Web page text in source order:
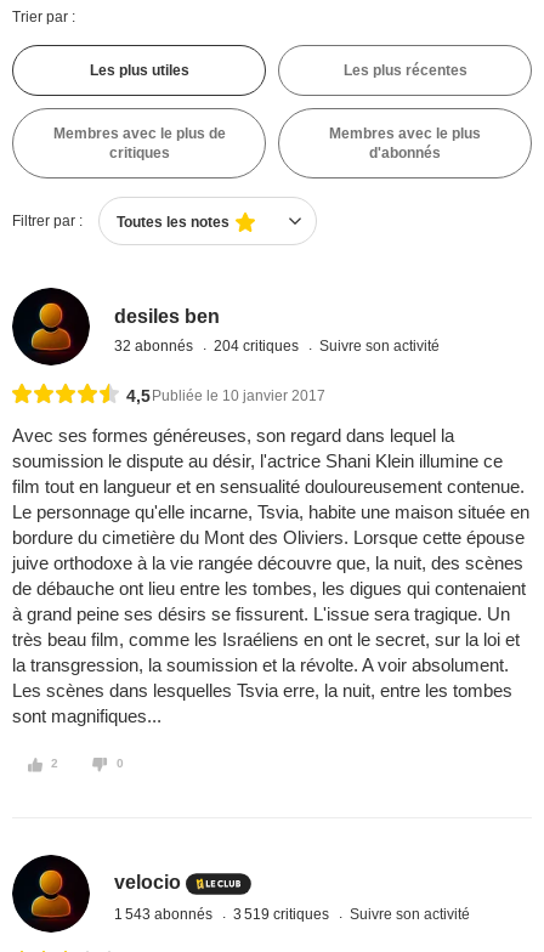
Trier par :
Les plus utiles Les plus récentes
Membres avec le plus de
critiques
Membres avec le plus
d'abonnés
Filtrer par : Toutes les notes
desiles ben
32 abonnés 204 critiques Suivre son activité
4,5 Publiée le 10 janvier 2017
Avec ses formes généreuses, son regard dans lequel la
soumission le dispute au désir, l'actrice Shani Klein illumine ce
film tout en langueur et en sensualité douloureusement contenue.
Le personnage qu'elle incarne, Tsvia, habite une maison située en
bordure du cimetière du Mont des Oliviers. Lorsque cette épouse
juive orthodoxe à la vie rangée découvre que, la nuit, des scènes
de débauche ont lieu entre les tombes, les digues qui contenaient
à grand peine ses désirs se fissurent. L'issue sera tragique. Un
très beau film, comme les Israéliens en ont le secret, sur la loi et
la transgression, la soumission et la révolte. A voir absolument.
Les scènes dans lesquelles Tsvia erre, la nuit, entre les tombes
sont magnifiques...
2 0
velocio
1 543 abonnés 3 519 critiques Suivre son activité